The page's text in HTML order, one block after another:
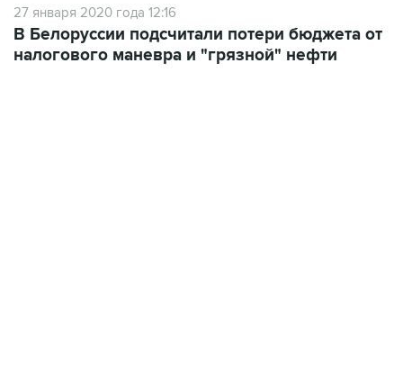
налогового маневра и "грязной" нефти